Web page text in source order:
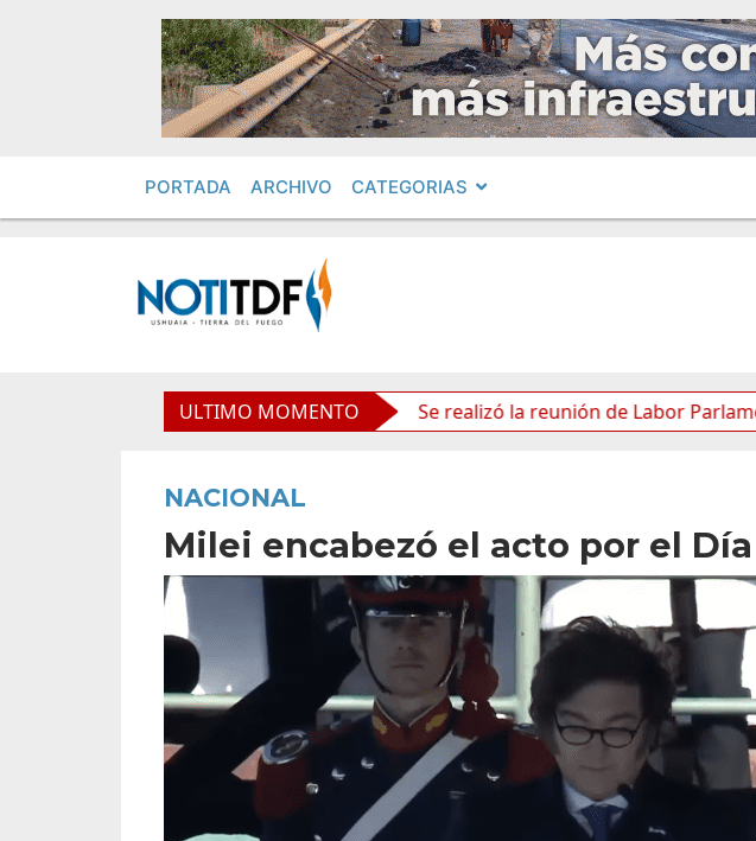
PORTADA ARCHIVO CATEGORIAS
ULTIMO MOMENTO
políticos por «ficha limpia» Se realizó la reunión de Labor Parlamentaria
NACIONAL
Milei encabezó el acto por el